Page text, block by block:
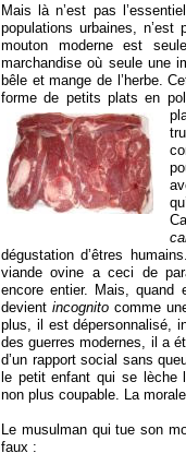
Mais là n’est pas
populations urbaines,
mouton moderne est
marchandise où seule une
bêle et mange de l’herbe.
forme de petits plats en
dégustation d’êtres
viande ovine a ceci de
encore entier. Mais,
devient incognitocomme
plus, il est dépersonnalisé,
des guerres modernes, il a
d’un rapport social sans
le petit enfant qui se lèche
non plus coupable. La
Le musulman qui tue son
faux :